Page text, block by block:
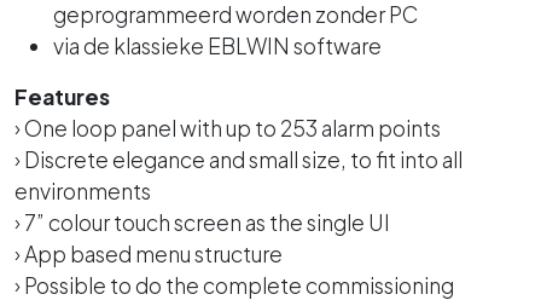
geprogrammeerd worden zonder PC
via de klassieke EBLWIN software
Features
› One loop panel with up to 253 alarm points
› Discrete elegance and small size, to fit into all
environments
› 7” colour touch screen as the single UI
› App based menu structure
› Possible to do the complete commissioning